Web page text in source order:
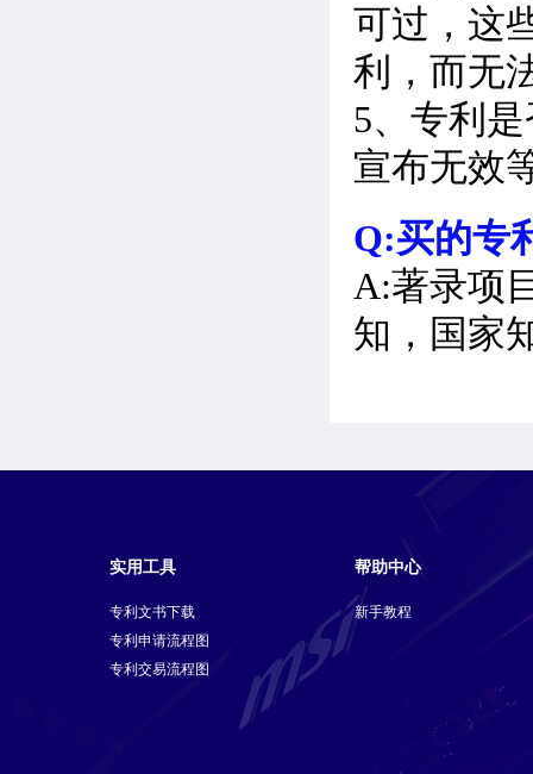
可过，这
利，而无
5、专利
宣布无效
Q:买的专
A:著录项
知，国家
实用工具
专利文书下载
专利申请流程图
专利交易流程图
帮助中心
新手教程